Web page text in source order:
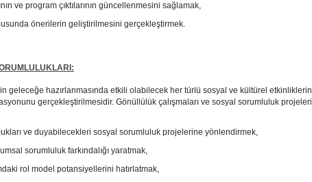
ve program çıktılarının güncellenmesini sağlamak,
önerilerin geliştirilmesini gerçekleştirmek.
geleceğe hazırlanmasında etkili olabilecek her türlü sosyal ve kültürel etkinliklerin
gerçekleştirilmesidir. Gönüllülük çalışmaları ve sosyal sorumluluk projeleri
ve duyabilecekleri sosyal sorumluluk projelerine yönlendirmek,
sorumluluk farkındalığı yaratmak,
rol model potansiyellerini hatırlatmak,